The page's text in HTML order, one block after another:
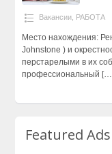
Вакансии, РАБОТА
Место нахождения:
Johnstone ) и
перстарелыми в их
профессиональный
Featured Ads